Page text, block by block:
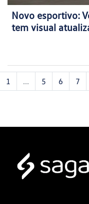
Novo esportivo:
tem visual
1 ... 5 6 7